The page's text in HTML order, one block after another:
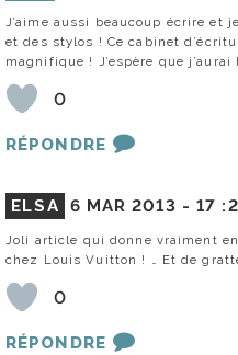
J’aime aussi beaucoup écrire et
et des stylos ! Ce cabinet
magnifique ! J’espère que j’aurai
0
RÉPONDRE
ELSA 6 MAR 2013 -17
Joli article qui donne vraiment
chez Louis Vuitton ! … Et de
0
RÉPONDRE